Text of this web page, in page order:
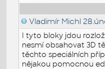
Vladimír Michl
I tyto bloky jdou
nesmí obsahovat 3D
těchto speciálních
nějakou pomocnou